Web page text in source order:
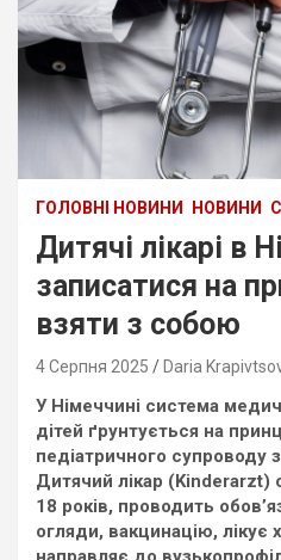
ГОЛОВНІ НОВИНИ НОВИНИ
Дитячі лікарі в
записатися на
взяти з собою
4 Серпня 2025 Daria
У Німеччині система
дітей ґрунтується на
педіатричного супроводу
Дитячий лікар
18 років, проводить
огляди, вакцинацію, лікує